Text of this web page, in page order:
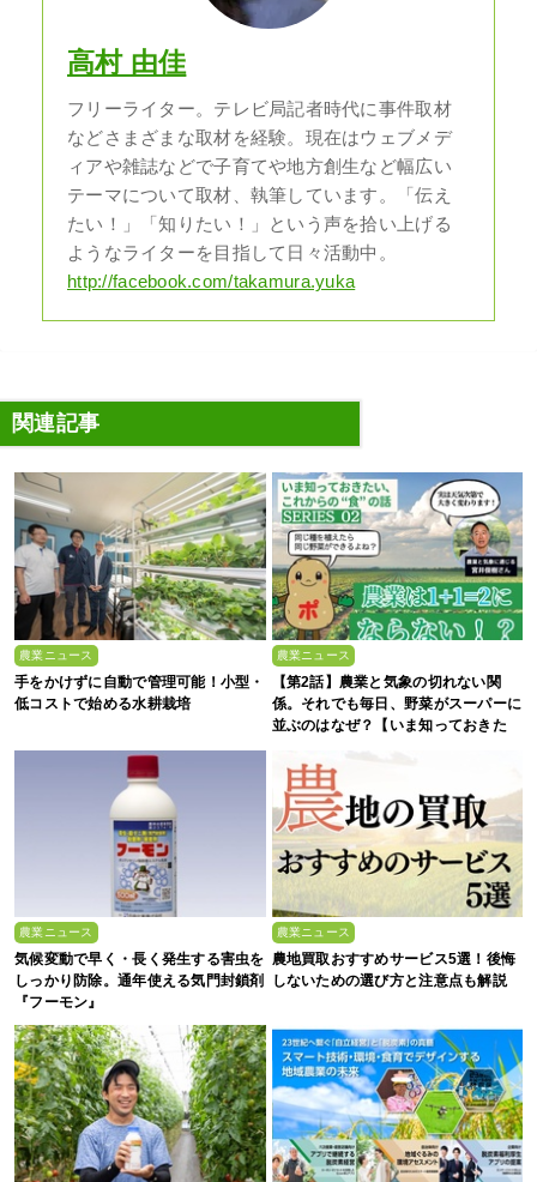
高村 由佳
フリーライター。テレビ局記者時代に事件取材
などさまざまな取材を経験。現在はウェブメデ
ィアや雑誌などで子育てや地方創生など幅広い
テーマについて取材、執筆しています。「伝え
たい！」「知りたい！」という声を拾い上げる
ようなライターを目指して日々活動中。
http://facebook.com/takamura.yuka
関連記事
農業ニュース
手をかけずに自動で管理可能！小型・
低コストで始める水耕栽培
農業ニュース
【第2話】農業と気象の切れない関
係。それでも毎日、野菜がスーパーに
並ぶのはなぜ？【いま知っておきた
農業ニュース
気候変動で早く・長く発生する害虫を
しっかり防除。通年使える気門封鎖剤
『フーモン』
農業ニュース
農地買取おすすめサービス5選！後悔
しないための選び方と注意点も解説